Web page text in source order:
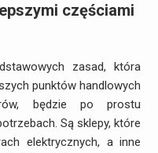
częściami
zasad, która
punktów handlowych
będzie po prostu
Są sklepy, które
elektrycznych, a inne